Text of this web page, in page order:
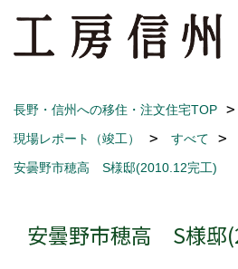
長野・信州への移住・注文住宅TOP
現場レポート（竣工）
すべて
安曇野市穂高 S様邸(2010.12完工)
安曇野市穂高 S様邸